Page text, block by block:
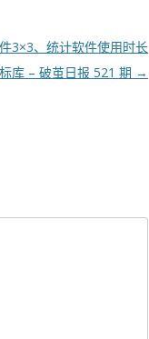
3×3、统计软件使用时长
库 – 破茧日报 521 期 →